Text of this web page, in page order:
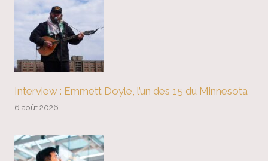
Interview : Emmett Doyle, l’un des 15 du Minnesota
6 août 2026